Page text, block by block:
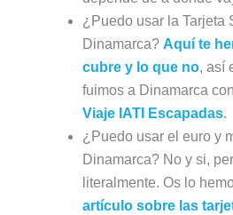
¿Puedo usar la Tarjeta
Dinamarca? Aquí te
cubre y lo que no, así
fuimos a Dinamarca con
Viaje IATI Escapadas.
¿Puedo usar el euro y
Dinamarca? No y si,
literalmente. Os lo
artículo sobre las